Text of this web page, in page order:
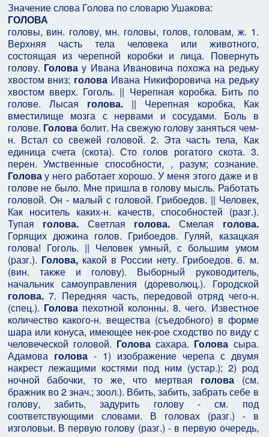
Значение слова Голова по словарю Ушакова:
ГОЛОВА
головы, вин. голову, мн. головы, голов, головам, ж. 1.
Верхняя часть тела человека или животного,
состоящая из черепной коробки и лица. Повернуть
голову. Головау Ивана Ивановича похожа на редьку
хвостом вниз; голова Ивана Никифоровича на редьку
хвостом вверх. Гоголь. || Черепная коробка. Бить по
голове. Лысая голова.|| Черепная коробка, Как
вместилище мозга с нервами и сосудами. Боль в
голове. Голова болит. На свежую голову заняться чем-
н. Встал со свежей головой. 2. Эта часть тела, Как
единица счета (скота). Сто голов рогатого скота. 3.
перен. Умственные способности, , разум; сознание.
Головау него работает хорошо. У меня этого даже и в
голове не было. Мне пришла в голову мысль. Работать
головой. Он - малый с головой. Грибоедов. || Человек,
Как носитель каких-н. качеств, способностей (разг.).
Тупая голова. Светлая голова. Смелая голова.
Горящих дюжина голов. Грибоедов. Гуляй, казацкая
голова! Гоголь. || Человек умный, с большим умом
(разг.). Голова,какой в России нету. Грибоедов. 6. м.
(вин. также и голову). Выборный руководитель,
начальник самоуправления (дореволюц.). Городской
голова.7. Передняя часть, передовой отряд чего-н.
(спец.). Головапехотной колонны. 8. чего. Известное
количество какого-н. вещества (съедобного) в форме
шара или конуса, имеющее нек-рое сходство по виду с
человеческой головой. Головасахара. Голова сыра.
Адамова голова- 1) изображение черепа с двумя
накрест лежащими костями под ним (устар.); 2) род
ночной бабочки, то же, что мертвая голова(см.
бражник во 2 знач.; зоол.). Вбить, забить, забрать себе в
голову, забить, задурить голову - см. под
соответствующими словами. В головах (разг.) - в
изголовьи. В первую голову (разг.) - в первую очередь,